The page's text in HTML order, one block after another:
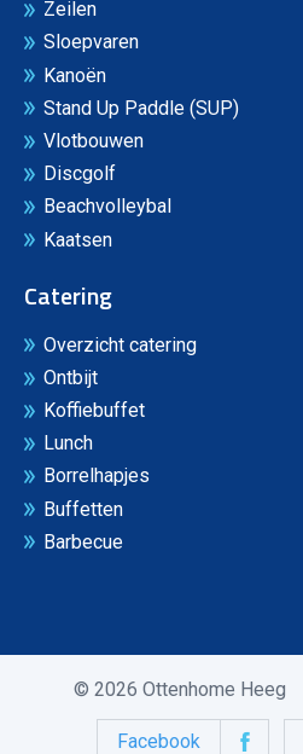
Zeilen
Sloepvaren
Kanoën
Stand Up Paddle (SUP)
Vlotbouwen
Discgolf
Beachvolleybal
Kaatsen
Catering
Overzicht catering
Ontbijt
Koffiebuffet
Lunch
Borrelhapjes
Buffetten
Barbecue
© 2026 Ottenhome Heeg
Facebook